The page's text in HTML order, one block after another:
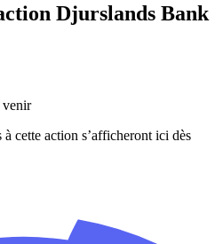
Djurslands Bank
venir
cette action s’afficheront ici dès